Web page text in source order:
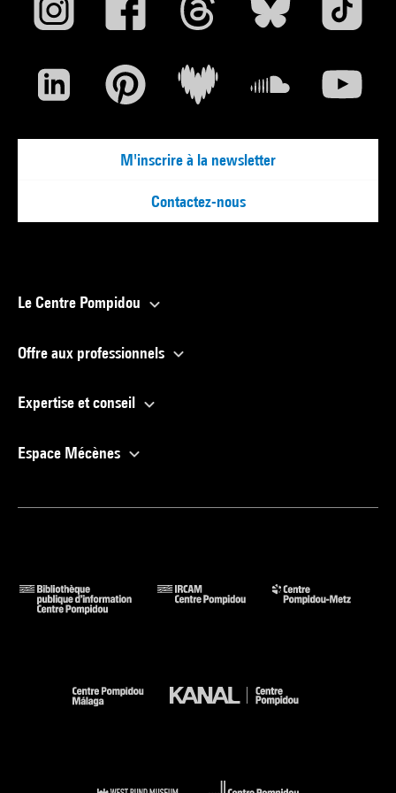
Bibliothèque Publique d'information / Service Nouvelle
Elise Gouhot, Tél. : 01 44 78 45 95, elise.gouhot@bpi.fr
M'inscrire à la newsletter
Contactez-nous
Le Centre Pompidou
Offre aux professionnels
Expertise et conseil
Espace Mécènes